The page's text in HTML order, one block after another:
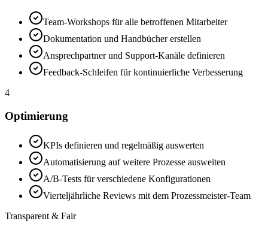
Team-Workshops für alle betroffenen Mitarbeiter
Dokumentation und Handbücher erstellen
Ansprechpartner und Support-Kanäle definieren
Feedback-Schleifen für kontinuierliche Verbesserung
4
Optimierung
KPIs definieren und regelmäßig auswerten
Automatisierung auf weitere Prozesse ausweiten
A/B-Tests für verschiedene Konfigurationen
Vierteljährliche Reviews mit dem Prozessmeister-Team
Transparent & Fair